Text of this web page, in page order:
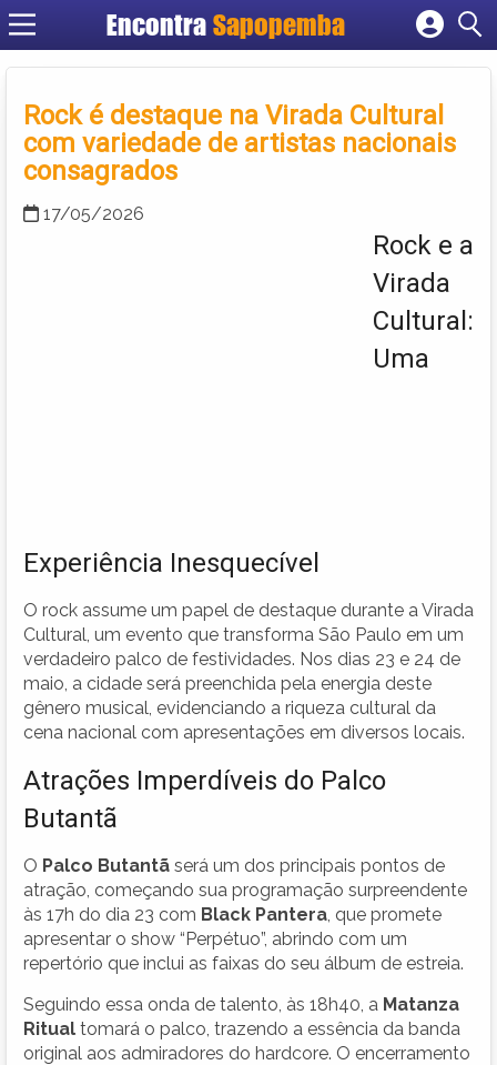
Encontra Sapopemba
Cadastrar empresa
Criar conta
Rock é destaque na Virada Cultural
com variedade de artistas nacionais
consagrados
17/05/2026
Rock e a
Virada
Cultural:
Uma
Experiência Inesquecível
O rock assume um papel de destaque durante a Virada
Cultural, um evento que transforma São Paulo em um
verdadeiro palco de festividades. Nos dias 23 e 24 de
maio, a cidade será preenchida pela energia deste
gênero musical, evidenciando a riqueza cultural da
cena nacional com apresentações em diversos locais.
Atrações Imperdíveis do Palco
Butantã
O Palco Butantã será um dos principais pontos de
atração, começando sua programação surpreendente
às 17h do dia 23 com Black Pantera , que promete
apresentar o show “Perpétuo”, abrindo com um
repertório que inclui as faixas do seu álbum de estreia.
Seguindo essa onda de talento, às 18h40, a Matanza
Ritual tomará o palco, trazendo a essência da banda
original aos admiradores do hardcore. O encerramento